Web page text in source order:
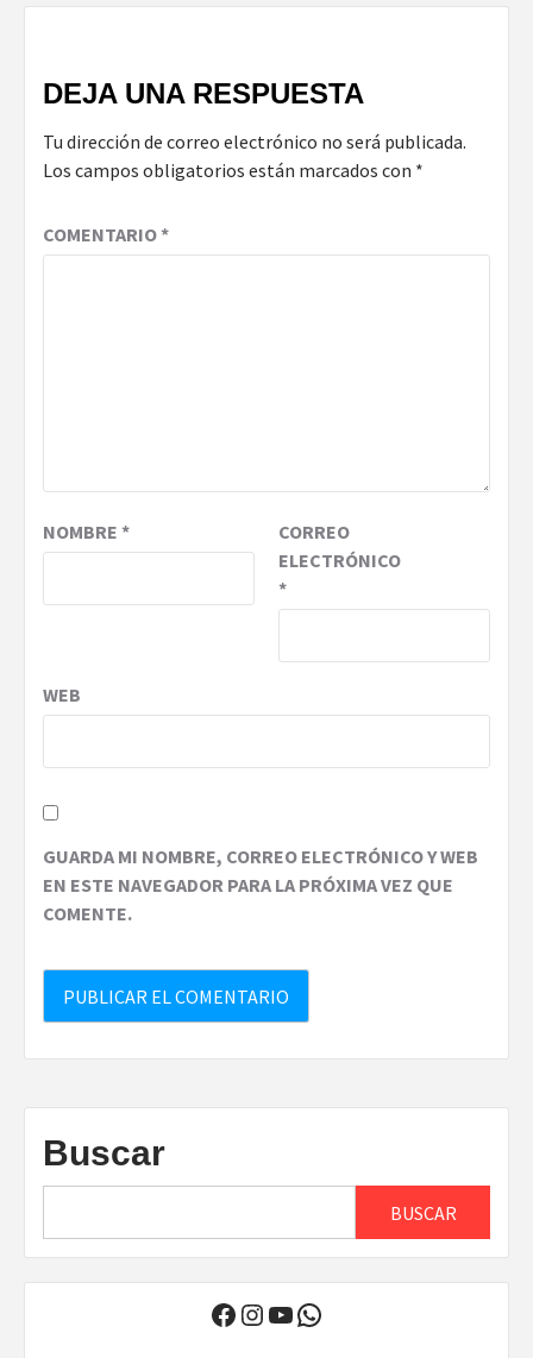
DEJA UNA RESPUESTA
Tu dirección de correo electrónico no será publicada.
Los campos obligatorios están marcados con *
COMENTARIO*
NOMBRE *
CORREO
ELECTRÓNICO
*
WEB
GUARDA MI NOMBRE, CORREO ELECTRÓNICO Y WEB
EN ESTE NAVEGADOR PARA LA PRÓXIMA VEZ QUE
COMENTE.
Buscar
BUSCAR
Facebook
Instagram
YouTube
WhatsApp